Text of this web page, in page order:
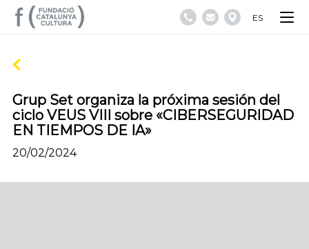
ES
Grup Set organiza la próxima sesión del
ciclo VEUS VIII sobre «CIBERSEGURIDAD
EN TIEMPOS DE IA»
20/02/2024